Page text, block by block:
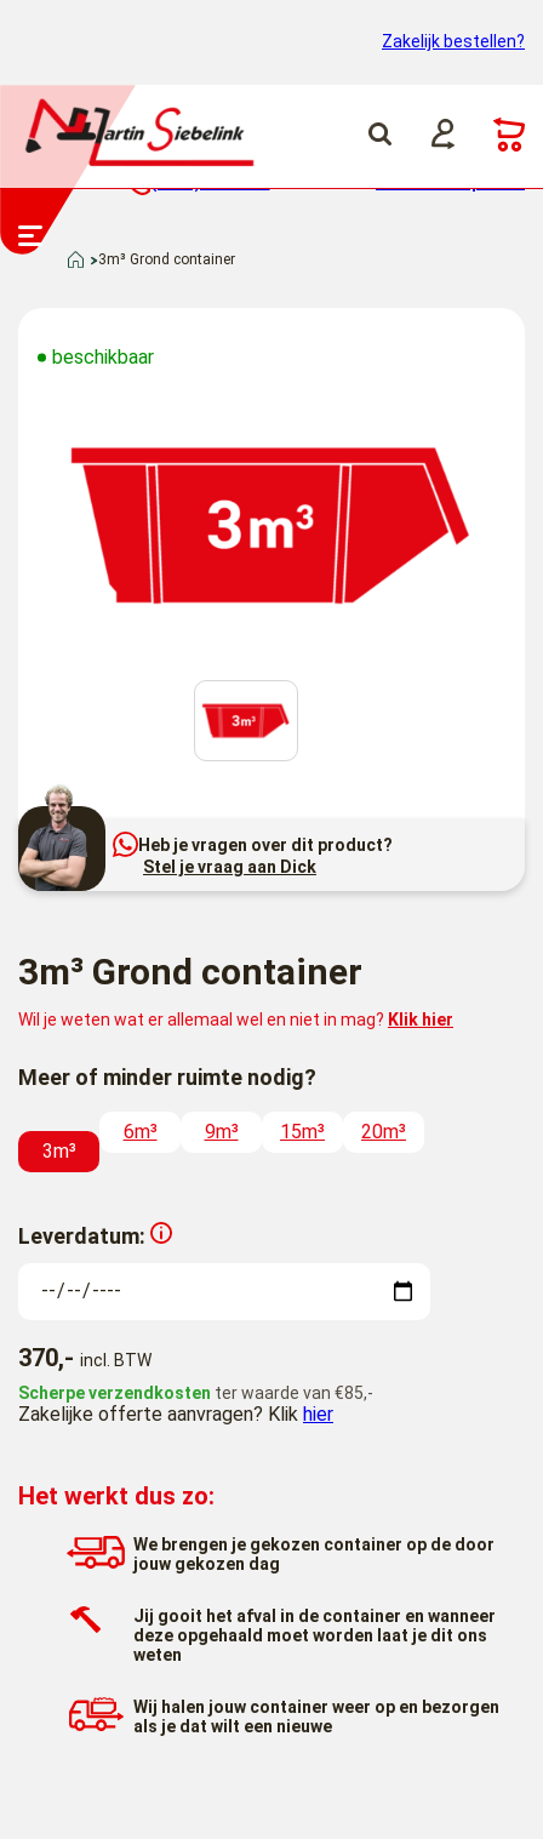
Zakelijk bestellen?
3m³ Grond container
beschikbaar
Heb je vragen over dit product?
Stel je vraag aan Dick
3m³ Grond container
Wil je weten wat er allemaal wel en niet in mag? Klik hier
Meer of minder ruimte nodig?
3m³
6m³ 9m³ 15m³ 20m³
Leverdatum:
370,- incl. BTW
Scherpe verzendkosten ter waarde van €85,-
Zakelijke offerte aanvragen? Klik hier
Het werkt dus zo:
We brengen je gekozen container op de door
jouw gekozen dag
Jij gooit het afval in de container en wanneer
deze opgehaald moet worden laat je dit ons
weten
Wij halen jouw container weer op en bezorgen
als je dat wilt een nieuwe